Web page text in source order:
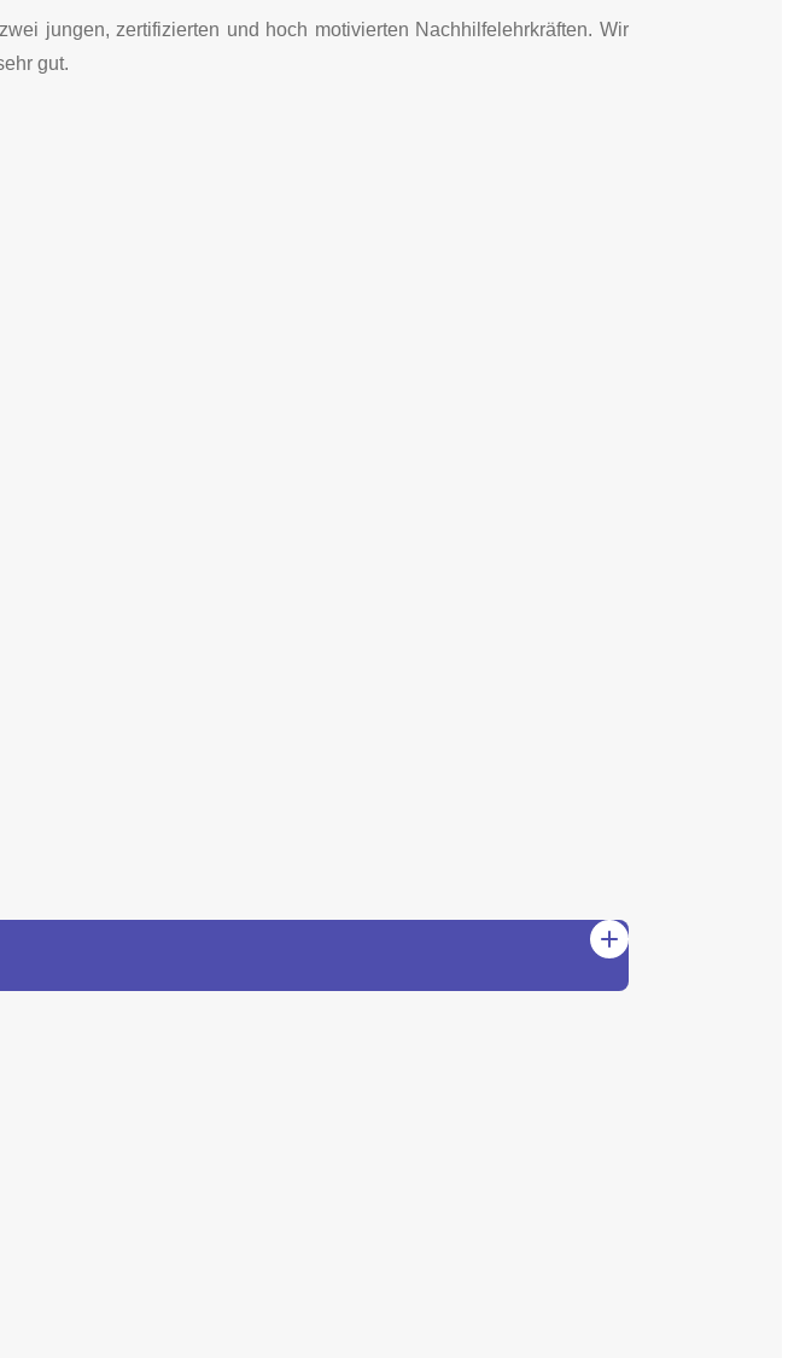
jungen, zertifizierten und hoch motivierten Nachhilfelehrkräften. Wir
gut.